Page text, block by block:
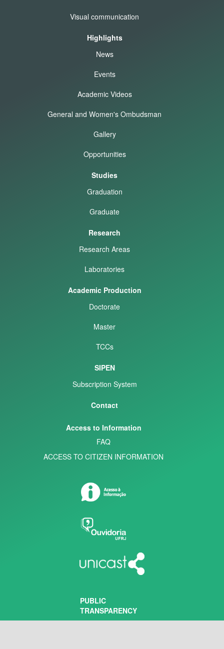
Visual communication
Highlights
News
Events
Academic Videos
General and Women's Ombudsman
Gallery
Opportunities
Studies
Graduation
Graduate
Research
Research Areas
Laboratories
Academic Production
Doctorate
Master
TCCs
SIPEN
Subscription System
Contact
Access to Information
FAQ
ACCESS TO CITIZEN INFORMATION
PUBLIC
TRANSPARENCY